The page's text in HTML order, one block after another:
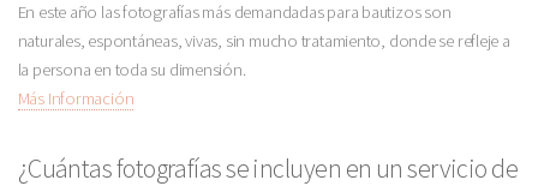
En este año las fotografías más demandadas para bautizos son
naturales, espontáneas, vivas, sin mucho tratamiento, donde se refleje a
la persona en toda su dimensión.
Más Información
¿Cuántas fotografías se incluyen en un servicio de